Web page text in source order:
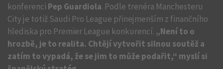
konferenci Pep Guardiola. Podle trenéra Manchesteru
City je totiž Saudi Pro League přinejmenším z finančního
hlediska pro Premier League konkurencí. „Není to o
hrozbě, je to realita. Chtějí vytvořit silnou soutěž a
zatím to vypadá, že se jim to může podařit,“ myslí si